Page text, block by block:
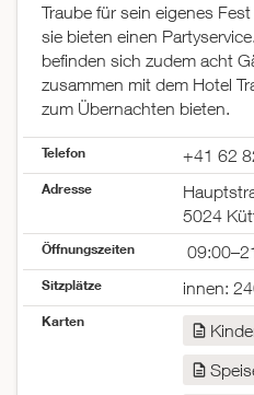
Traube für sein eigenes
sie bieten einen
befinden sich zudem acht
zusammen mit dem Hotel
zum Übernachten bieten.
Telefon +41 62
Adresse
5024
Öffnungszeiten
Montag
Mittwoch
Sitzplätze innen:
Karten